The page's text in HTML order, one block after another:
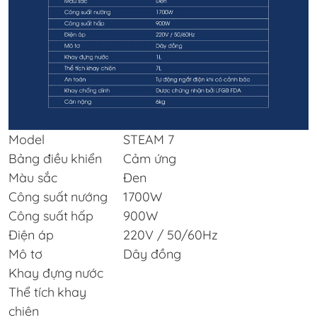
Model
STEAM 7
Bảng điều khiển
Cảm ứng
Màu sắc
Đen
Công suất nướng
1700W
Công suất hấp
900W
Điện áp
220V / 50/60Hz
Mô tơ
Dây đồng
Khay đựng nước
Thể tích khay
chiên